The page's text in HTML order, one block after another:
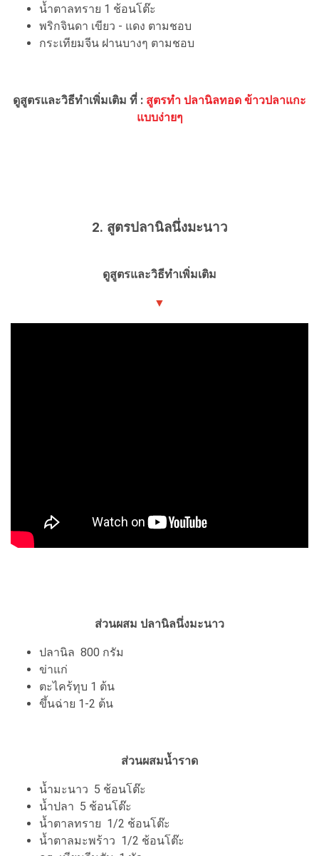
น้ำตาลทราย 1 ช้อนโต๊ะ
พริกจินดา เขียว - แดง ตามชอบ
กระเทียมจีน ฝานบางๆ ตามชอบ
ดูสูตรและวิธีทำเพิ่มเติม ที่ : สูตรทำ ปลานิลทอด ข้าวปลาแกะ
แบบง่ายๆ
2. สูตรปลานิลนึ่งมะนาว
ดูสูตรและวิธีทำเพิ่มเติม
▼
ส่วนผสม ปลานิลนึ่งมะนาว
ปลานิล 800 กรัม
ข่าแก่
ตะไคร้ทุบ 1 ต้น
ขึ้นฉ่าย 1-2 ต้น
ส่วนผสมน้ำราด
น้ำมะนาว 5 ช้อนโต๊ะ
น้ำปลา 5 ช้อนโต๊ะ
น้ำตาลทราย 1/2 ช้อนโต๊ะ
น้ำตาลมะพร้าว 1/2 ช้อนโต๊ะ